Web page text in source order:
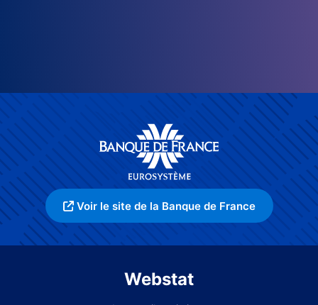
Voir le site de la Banque de France
Webstat